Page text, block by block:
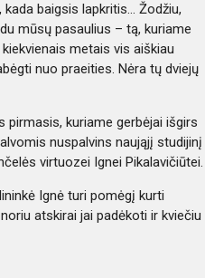
baigsis lapkritis… Žodžiu,
mūsų pasaulius – tą, kuriame
metais vis aiškiau
nuo praeities. Nėra tų dviejų
pirmasis, kuriame gerbėjai išgirs
nuspalvins naująjį studijinį
virtuozei Ignei Pikalavičiūtei.
Ignė turi pomėgį kurti
atskirai jai padėkoti ir kviečiu